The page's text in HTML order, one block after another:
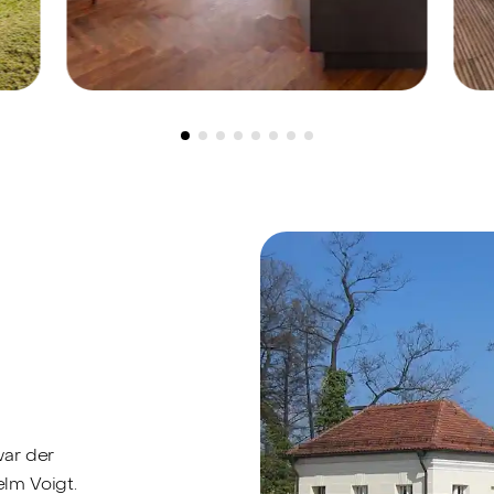
Berlin-Köpenick, 12555 - 869.000 €
Dachgeschoss
der
Voigt.